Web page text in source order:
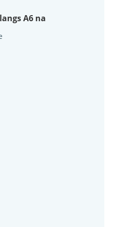
A6 na